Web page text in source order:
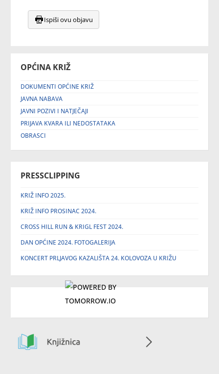
OPĆINA KRIŽ
DOKUMENTI OPĆINE KRIŽ
JAVNA NABAVA
JAVNI POZIVI I NATJEČAJI
PRIJAVA KVARA ILI NEDOSTATAKA
OBRASCI
PRESSCLIPPING
KRIŽ INFO 2025.
KRIŽ INFO PROSINAC 2024.
CROSS HILL RUN & KRIGL FEST 2024.
DAN OPĆINE 2024. FOTOGALERIJA
KONCERT PRLJAVOG KAZALIŠTA 24. KOLOVOZA U KRIŽU
Ispiši ovu objavu